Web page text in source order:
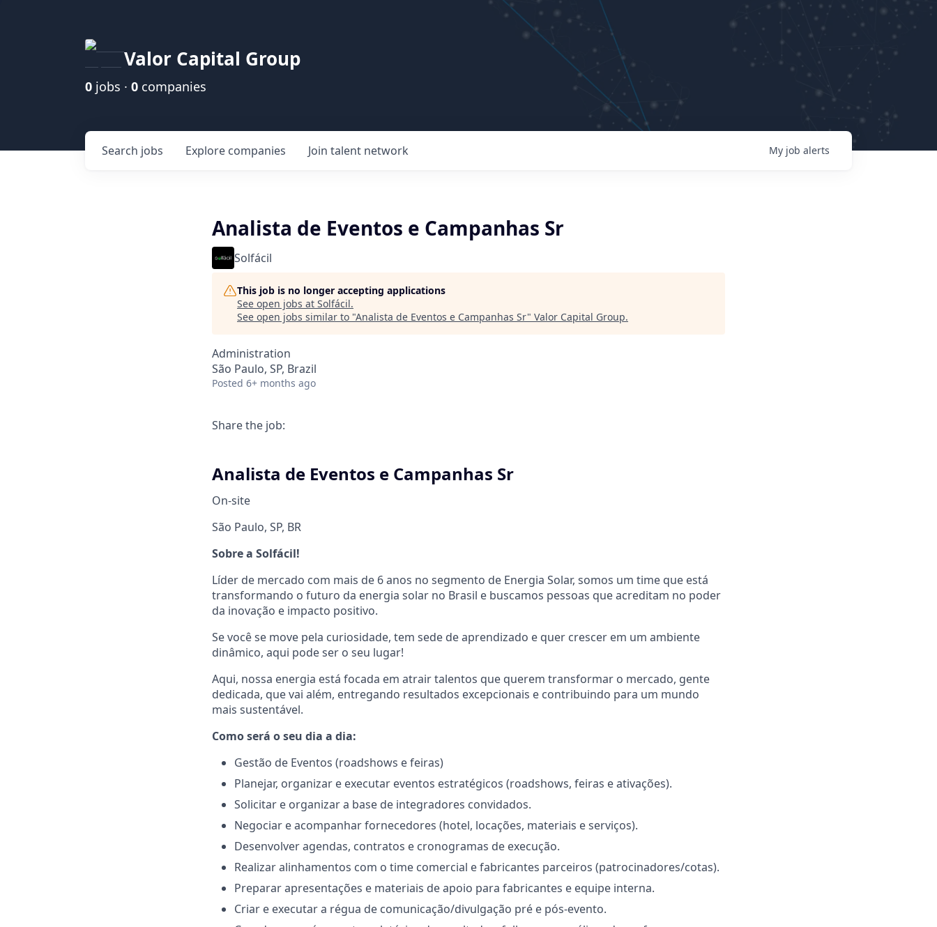
Valor Capital Group
0 jobs · 0 companies
Search jobs Explore companies Join talent network My job alerts
Analista de Eventos e Campanhas Sr
Solfácil
This job is no longer accepting applications
See open jobs at Solfácil.
See open jobs similar to "Analista de Eventos e Campanhas Sr" Valor Capital Group.
Administration
São Paulo, SP, Brazil
Posted 6+ months ago
Share the job:
Analista de Eventos e Campanhas Sr
On-site
São Paulo, SP, BR
Sobre a Solfácil!
Líder de mercado com mais de 6 anos no segmento de Energia Solar, somos um time que está
transformando o futuro da energia solar no Brasil e buscamos pessoas que acreditam no poder
da inovação e impacto positivo.
Se você se move pela curiosidade, tem sede de aprendizado e quer crescer em um ambiente
dinâmico, aqui pode ser o seu lugar!
Aqui, nossa energia está focada em atrair talentos que querem transformar o mercado, gente
dedicada, que vai além, entregando resultados excepcionais e contribuindo para um mundo
mais sustentável.
Como será o seu dia a dia:
Gestão de Eventos (roadshows e feiras)
Planejar, organizar e executar eventos estratégicos (roadshows, feiras e ativações).
Solicitar e organizar a base de integradores convidados.
Negociar e acompanhar fornecedores (hotel, locações, materiais e serviços).
Desenvolver agendas, contratos e cronogramas de execução.
Realizar alinhamentos com o time comercial e fabricantes parceiros (patrocinadores/cotas).
Preparar apresentações e materiais de apoio para fabricantes e equipe interna.
Criar e executar a régua de comunicação/divulgação pré e pós-evento.